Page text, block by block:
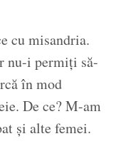
cu misandria.
nu-i permiți să-
în mod
De ce? M-am
și alte femei.